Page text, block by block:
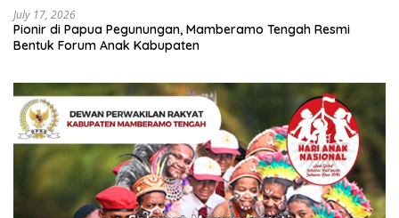
July 17, 2026
Pionir di Papua Pegunungan, Mamberamo Tengah Resmi
Bentuk Forum Anak Kabupaten